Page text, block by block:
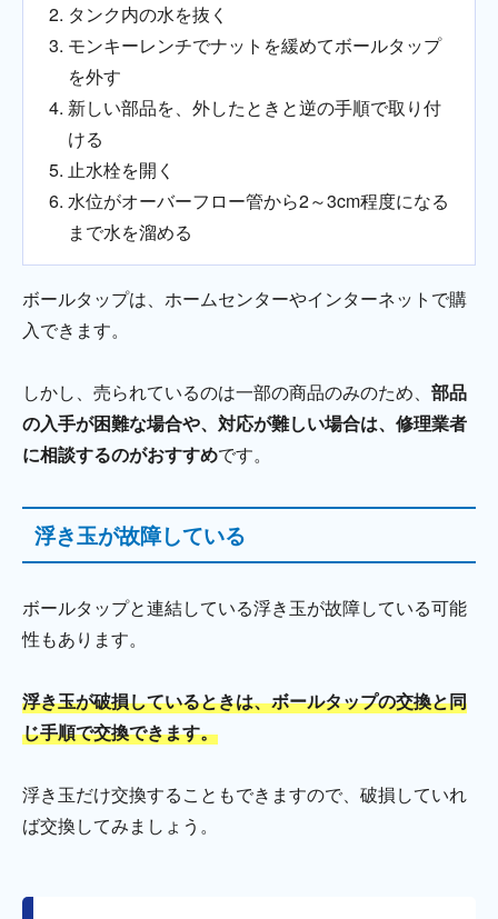
タンク内の水を抜く
モンキーレンチでナットを緩めてボールタップ
を外す
新しい部品を、外したときと逆の手順で取り付
ける
止水栓を開く
水位がオーバーフロー管から2～3cm程度になる
まで水を溜める
ボールタップは、ホームセンターやインターネットで購
入できます。
しかし、売られているのは一部の商品のみのため、 部品
の入手が困難な場合や、対応が難しい場合は、修理業者
に相談するのがおすすめです。
浮き玉が故障している
ボールタップと連結している浮き玉が故障している可能
性もあります。
浮き玉が破損しているときは、ボールタップの交換と同
じ手順で交換できます。
浮き玉だけ交換することもできますので、破損していれ
ば交換してみましょう。